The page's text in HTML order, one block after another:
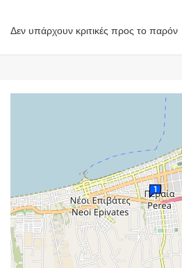
Δεν υπάρχουν κριτικές προς το παρόν